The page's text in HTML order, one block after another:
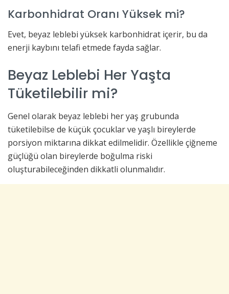
Karbonhidrat Oranı Yüksek mi?
Evet, beyaz leblebi yüksek karbonhidrat içerir, bu da
enerji kaybını telafi etmede fayda sağlar.
Beyaz Leblebi Her Yaşta
Tüketilebilir mi?
Genel olarak beyaz leblebi her yaş grubunda
tüketilebilse de küçük çocuklar ve yaşlı bireylerde
porsiyon miktarına dikkat edilmelidir. Özellikle çiğneme
güçlüğü olan bireylerde boğulma riski
oluşturabileceğinden dikkatli olunmalıdır.